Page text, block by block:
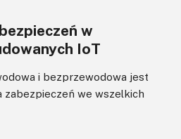
w
IoT
i bezprzewodowa jest
zabezpieczeń we wszelkich